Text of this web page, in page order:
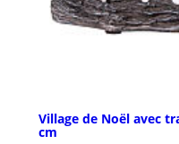
Village de Noël avec
cm